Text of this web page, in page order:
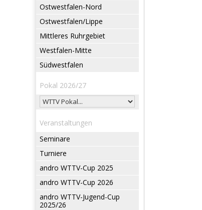
Ostwestfalen-Nord
Ostwestfalen/Lippe
Mittleres Ruhrgebiet
Westfalen-Mitte
Südwestfalen
Pokal 2026/27
Veranstaltungen
Seminare
Turniere
andro WTTV-Cup 2025
andro WTTV-Cup 2026
andro WTTV-Jugend-Cup
2025/26